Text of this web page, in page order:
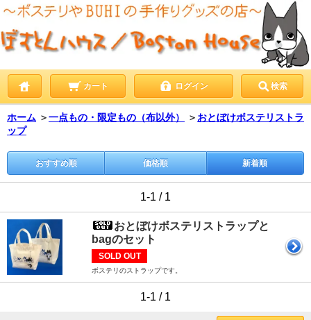
カート ログイン 検索
ホーム ＞一点もの・限定もの（布以外） ＞ おとぼけボステリストラ
ップ
おすすめ順 価格順 新着順
1-1 / 1
おとぼけボステリストラップと
bagのセット
SOLD OUT
ボステリのストラップです。
1-1 / 1